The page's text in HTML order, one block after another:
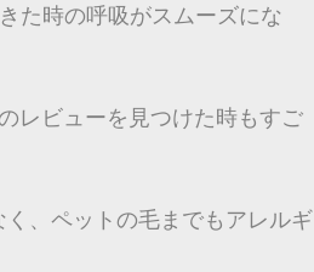
た時の呼吸がスムーズにな
レビューを見つけた時もすご
、ペットの毛までもアレルギ